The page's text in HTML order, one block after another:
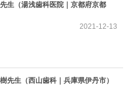
生（湯浅歯科医院｜京都府京都
2021-12-13
生（西山歯科｜兵庫県伊丹市）